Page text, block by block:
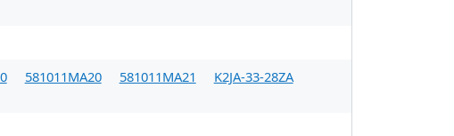
581011MA20 581011MA21
K2JA-33-28ZA